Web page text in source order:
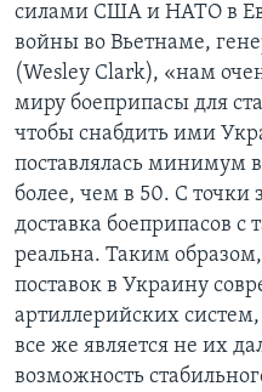
силами США и НАТО в
войны во Вьетнаме,
(Wesley Clark), «нам
миру боеприпасы для
чтобы снабдить ими
поставлялась минимум
более, чем в 50. С точки
доставка боеприпасов с
реальна. Таким
поставок в Украину
артиллерийских
все же является не их
возможность